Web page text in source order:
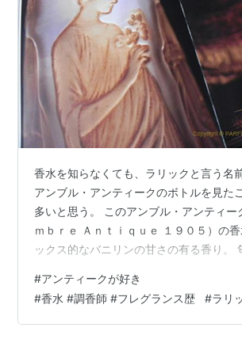
香水を知らなくても、ラリックと言う名
アンブル・アンティークのボトルを見た
多いと思う。 このアンブル・アンティー
ｍｂｒｅ Ａｎｔｉｑｕｅ １９０５）の
ックス的なバニリンの甘さの有る香り。
メージさせる。 たぶん、この香りを知っ
りいないだろう。たとえ、瓶の底に残っ
も、それは製造当時の香りとは違うから
#アンティークが好き
#香水 #調香師 #フレグランス歴 #ラリ